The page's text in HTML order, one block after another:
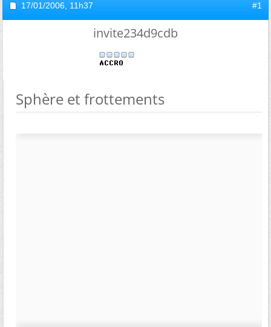
17/01/2006, 11h37 #1
invite234d9cdb
Sphère et frottements